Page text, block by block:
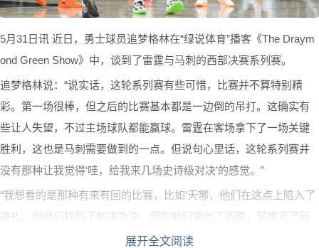
5月31日讯 近日，勇士球员追梦格林在“绿说体育”播客《The Draym
ond Green Show》中，谈到了雷霆与马刺的西部决赛系列赛。
追梦格林说：“说实话，这轮系列赛有些可惜，比赛并不算特别精
彩。第一场很棒，但之后的比赛基本都是一边倒的吊打。这确实有
些让人失望，不过主场球队都能赢球。雷霆在客场拿下了一场关键
胜利，这也是马刺需要做到的一点。但说句心里话，这轮系列赛并
没有那种让我觉得‘哇，给我来几场史诗级对决’的感觉。”
“我想看的是那种有来有回的比赛，比如‘天哪，他们在这点上陷入了
挣扎，但他们找到了解决办法，现在他们做出了调整，又攻克了另
一个难题’。但这轮系列赛给我的感觉更像是‘哎呀，雷霆今晚看起来
展开全文阅读